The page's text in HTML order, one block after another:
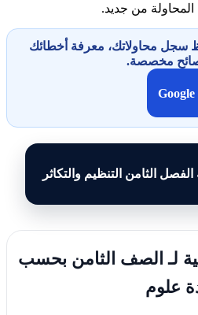
من جديد.
سجل محاولاتك، معرفة أخطائك
مخصصة.
الفصل الثامن التنظيم والتكاثر
لـ الصف الثامن بحسب
علوم